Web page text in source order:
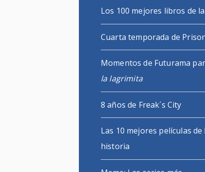
Los 100 mejores libros de
Cuarta temporada de
Momentos de Futurama
la lagrimita
8 años de Freak´s City
Las 10 mejores películas de
historia